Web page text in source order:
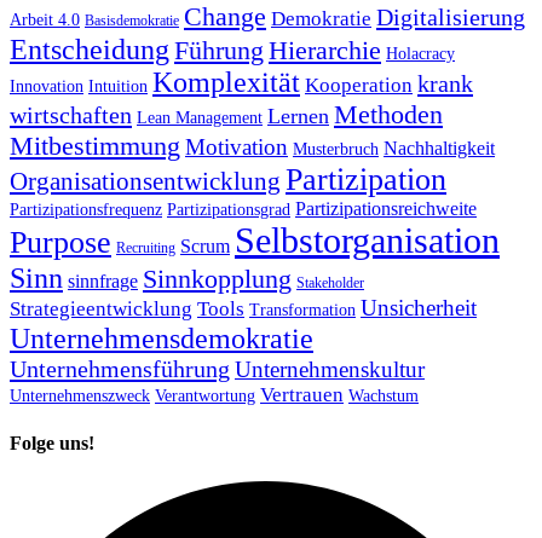
Arbeit 4.0 Basisdemokratie Change Demokratie Digitalisierung
Entscheidung Führung Hierarchie Holacracy
Innovation Intuition Komplexität Kooperation krank
wirtschaften Lean Management Lernen Methoden
Mitbestimmung Motivation Musterbruch Nachhaltigkeit
Organisationsentwicklung Partizipation
Partizipationsfrequenz Partizipationsgrad Partizipationsreichweite
Purpose Recruiting Scrum Selbstorganisation
Sinn sinnfrage Sinnkopplung Stakeholder
Strategieentwicklung Tools Transformation Unsicherheit
Unternehmensdemokratie
Unternehmensführung Unternehmenskultur
Unternehmenszweck Verantwortung Vertrauen Wachstum
Folge uns!